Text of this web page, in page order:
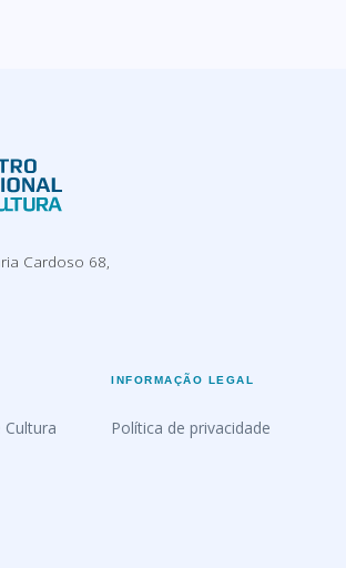
Cardoso 68,
INFORMAÇÃO LEGAL
Política de privacidade